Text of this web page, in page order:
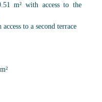
m² with access to the
to a second terrace